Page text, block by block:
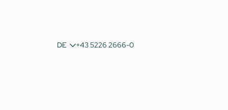
DE
IT
EN
+43 5226 2666-0